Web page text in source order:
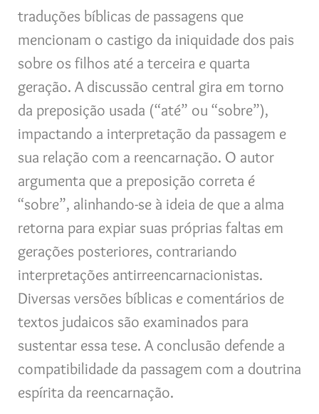
traduções bíblicas de passagens que
mencionam o castigo da iniquidade dos pais
sobre os filhos até a terceira e quarta
geração. A discussão central gira em torno
da preposição usada (“até” ou “sobre”),
impactando a interpretação da passagem e
sua relação com a reencarnação. O autor
argumenta que a preposição correta é
“sobre”, alinhando-se à ideia de que a alma
retorna para expiar suas próprias faltas em
gerações posteriores, contrariando
interpretações antirreencarnacionistas.
Diversas versões bíblicas e comentários de
textos judaicos são examinados para
sustentar essa tese. A conclusão defende a
compatibilidade da passagem com a doutrina
espírita da reencarnação.